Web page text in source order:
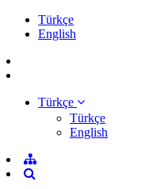
Türkçe
English
Türkçe
Türkçe
English